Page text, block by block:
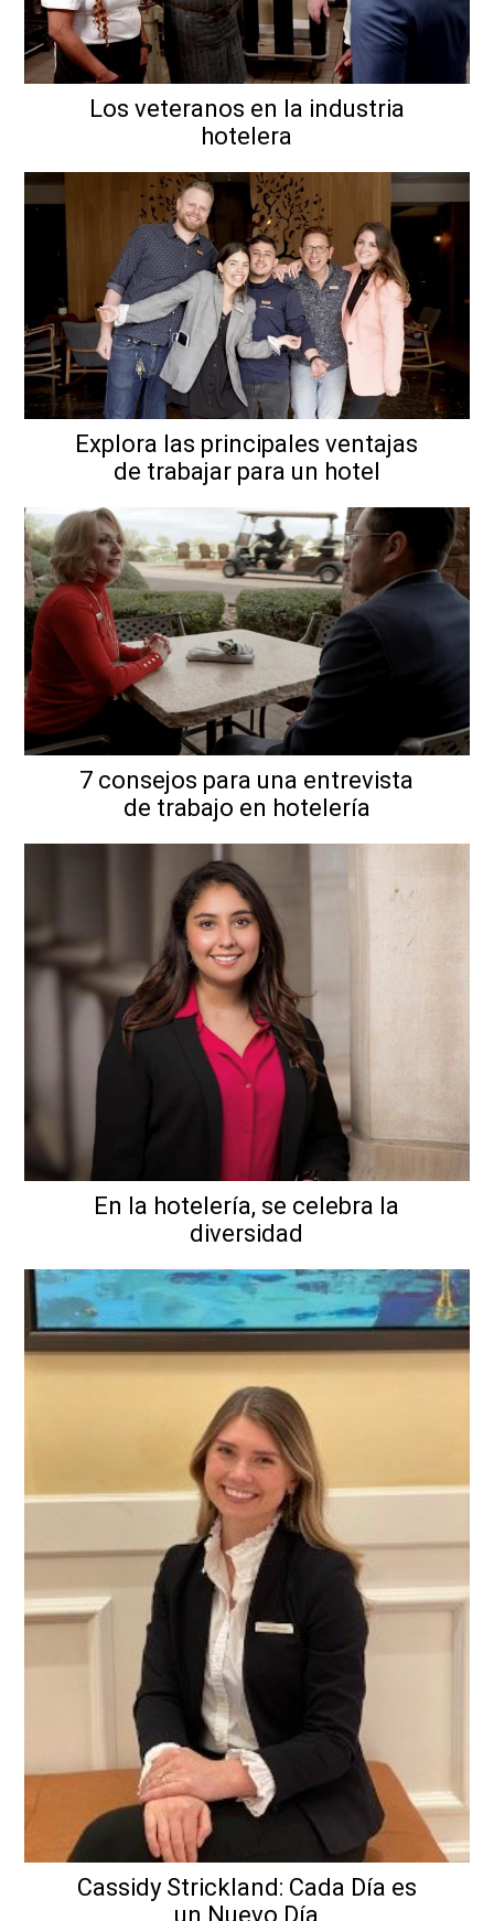
Los veteranos en la industria
hotelera
Explora las principales ventajas
de trabajar para un hotel
7 consejos para una entrevista
de trabajo en hotelería
En la hotelería, se celebra la
diversidad
Cassidy Strickland: Cada Día es
un Nuevo Día